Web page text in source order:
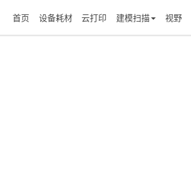
首页 设备耗材 云打印 建模扫描 视野